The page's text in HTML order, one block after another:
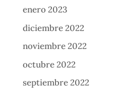
enero 2023
diciembre 2022
noviembre 2022
octubre 2022
septiembre 2022